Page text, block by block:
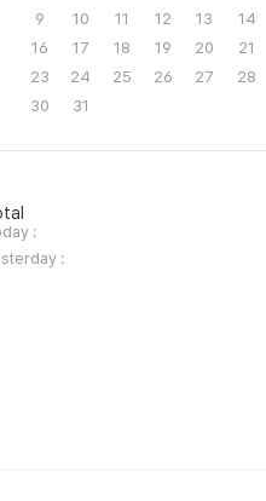
9
10 11 12 13 14
16
17 18 19 20 21
23
24 25 26 27 28
30
31
:
: